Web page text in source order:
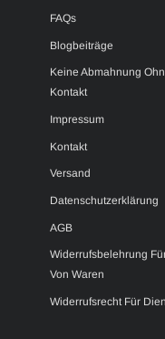
FAQs
Blogbeiträge
Keine Abmahnung
Kontakt
Impressum
Kontakt
Versand
Datenschutzerklärung
AGB
Widerrufsbelehrung
Von Waren
Widerrufsrecht Für